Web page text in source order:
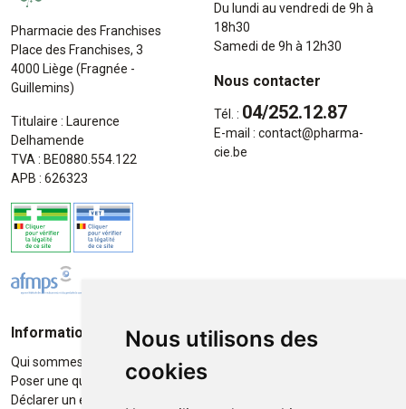
Nous utilisons des
cookies
Pharmacie des Franchises
Place des Franchises, 3
4000 Liège (Fragnée -
Guillemins)
Titulaire : Laurence
Delhamende
TVA : BE0880.554.122
APB : 626323
Du lundi au vendredi de 9h à
18h30
Samedi de 9h à 12h30
Nous contacter
Tél. : 04/252.12.87
E-mail : contact@pharma-
cie.be
Informations
Qui sommes-nous ?
Poser une question
Déclarer un effet indésirable
Moyens de paiement